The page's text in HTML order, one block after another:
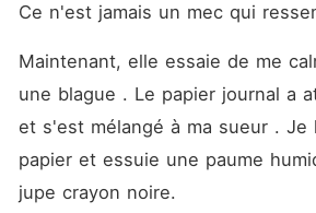
Ce n'est jamais un mec qui
Maintenant, elle essaie de me
une blague . Le papier journal a
et s'est mélangé à ma sueur . Je
papier et essuie une paume
jupe crayon noire.